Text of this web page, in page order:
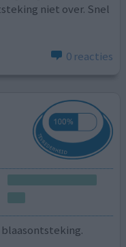
niet over. Snel
0 reacties